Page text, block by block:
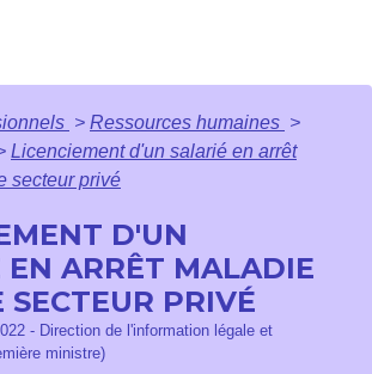
> Ressources humaines >
Licenciement d'un salarié en arrêt
secteur privé
D'UN
EN ARRÊT MALADIE
SECTEUR PRIVÉ
- Direction de l'information légale et
ministre)